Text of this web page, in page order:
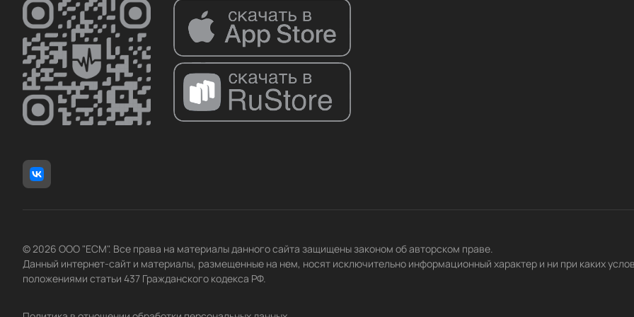
Ремеза
ТРИМА
© 2026 ООО "ЕСМ". Все права на материалы данного сайта защищены законом об авторском праве.
Данный интернет-сайт и материалы, размещенные на нем, носят исключительно информационный характер и ни при каких
положениями статьи 437 Гражданского кодекса РФ.